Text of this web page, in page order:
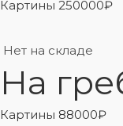
Картины 250000₽
Нет на складе
На
Картины 88000₽